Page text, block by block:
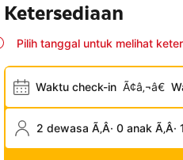
Ketersediaan
Pilih tanggal untuk melihat
Waktu check-in Ã¢â‚¬â€
2 dewasa Ã‚Â· 0 anak Ã‚Â·